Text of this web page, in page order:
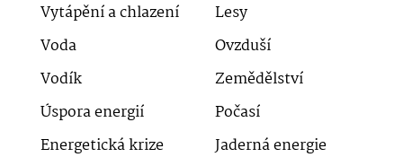
Vytápění a chlazení
Lesy
Voda
Ovzduší
Vodík
Zemědělství
Úspora energií
Počasí
Energetická krize
Jaderná energie